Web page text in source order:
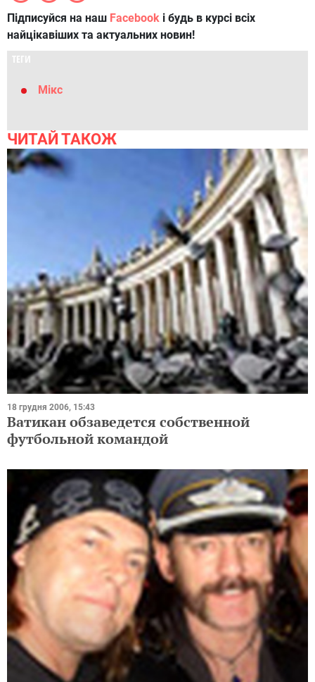
Підписуйся на наш Facebook і будь в курсі всіх
найцікавіших та актуальних новин!
ТЕГИ
Мікс
ЧИТАЙ ТАКОЖ
18 грудня 2006, 15:43
Ватикан обзаведется собственной
футбольной командой